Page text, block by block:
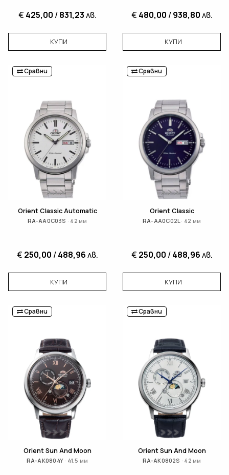
€ 425,00 /831,23лв.
КУПИ
€ 480,00 /938,80лв.
КУПИ
Сравни
Orient Classic Automatic
RA-AA0C03S · 42 мм
€ 250,00 /488,96лв.
КУПИ
Сравни
Orient Classic
RA-AA0C02L · 42 мм
€ 250,00 /488,96лв.
КУПИ
Сравни
Orient Sun And Moon
RA-AK0804Y · 41.5 мм
Сравни
Orient Sun And Moon
RA-AK0802S · 42 мм